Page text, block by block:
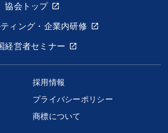
協会トップ
ィング・企業内研修
経営者セミナー
採用情報
プライバシーポリシー
商標について